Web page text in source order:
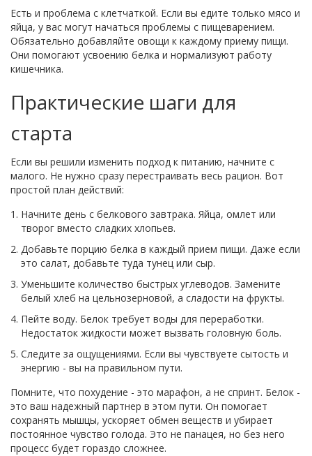
Есть и проблема с клетчаткой. Если вы едите только мясо и
яйца, у вас могут начаться проблемы с пищеварением.
Обязательно добавляйте овощи к каждому приему пищи.
Они помогают усвоению белка и нормализуют работу
кишечника.
Практические шаги для
старта
Если вы решили изменить подход к питанию, начните с
малого. Не нужно сразу перестраивать весь рацион. Вот
простой план действий:
Начните день с белкового завтрака. Яйца, омлет или
творог вместо сладких хлопьев.
Добавьте порцию белка в каждый прием пищи. Даже если
это салат, добавьте туда тунец или сыр.
Уменьшите количество быстрых углеводов. Замените
белый хлеб на цельнозерновой, а сладости на фрукты.
Пейте воду. Белок требует воды для переработки.
Недостаток жидкости может вызвать головную боль.
Следите за ощущениями. Если вы чувствуете сытость и
энергию - вы на правильном пути.
Помните, что похудение - это марафон, а не спринт. Белок -
это ваш надежный партнер в этом пути. Он помогает
сохранять мышцы, ускоряет обмен веществ и убирает
постоянное чувство голода. Это не панацея, но без него
процесс будет гораздо сложнее.